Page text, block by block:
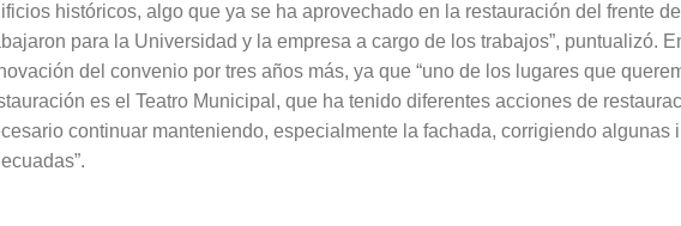
históricos, algo que ya se ha aprovechado en la restauración del frente
para la Universidad y la empresa a cargo de los trabajos”, puntualizó.
del convenio por tres años más, ya que “uno de los lugares que
es el Teatro Municipal, que ha tenido diferentes acciones de
continuar manteniendo, especialmente la fachada, corrigiendo algunas